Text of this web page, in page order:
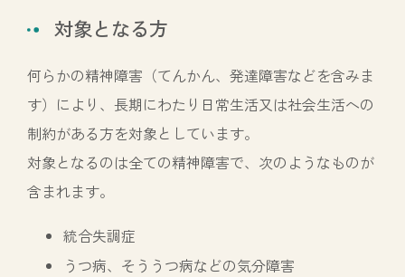
対象となる方
何らかの精神障害（てんかん、発達障害などを含みま
す）により、長期にわたり日常生活又は社会生活への
制約がある方を対象としています。
対象となるのは全ての精神障害で、次のようなものが
含まれます。
統合失調症
うつ病、そううつ病などの気分障害